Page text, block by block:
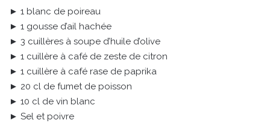
► 1 blanc de poireau
► 1 gousse d’ail hachée
► 3 cuillères à soupe d’huile d’olive
► 1 cuillère à café de zeste de citron
► 1 cuillère à café rase de paprika
► 20 cl de fumet de poisson
► 10 cl de vin blanc
► Sel et poivre